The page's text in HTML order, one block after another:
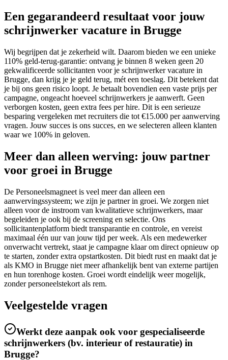
Een gegarandeerd resultaat voor jouw
schrijnwerker vacature in Brugge
Wij begrijpen dat je zekerheid wilt. Daarom bieden we een unieke
110% geld-terug-garantie: ontvang je binnen 8 weken geen 20
gekwalificeerde sollicitanten voor je schrijnwerker vacature in
Brugge, dan krijg je je geld terug, mét een toeslag. Dit betekent dat
je bij ons geen risico loopt. Je betaalt bovendien een vaste prijs per
campagne, ongeacht hoeveel schrijnwerkers je aanwerft. Geen
verborgen kosten, geen extra fees per hire. Dit is een serieuze
besparing vergeleken met recruiters die tot €15.000 per aanwerving
vragen. Jouw succes is ons succes, en we selecteren alleen klanten
waar we 100% in geloven.
Meer dan alleen werving: jouw partner
voor groei in Brugge
De Personeelsmagneet is veel meer dan alleen een
aanwervingssysteem; we zijn je partner in groei. We zorgen niet
alleen voor de instroom van kwalitatieve schrijnwerkers, maar
begeleiden je ook bij de screening en selectie. Ons
sollicitantenplatform biedt transparantie en controle, en vereist
maximaal één uur van jouw tijd per week. Als een medewerker
onverwacht vertrekt, staat je campagne klaar om direct opnieuw op
te starten, zonder extra opstartkosten. Dit biedt rust en maakt dat je
als KMO in Brugge niet meer afhankelijk bent van externe partijen
en hun torenhoge kosten. Groei wordt eindelijk weer mogelijk,
zonder personeelstekort als rem.
Veelgestelde vragen
Werkt deze aanpak ook voor gespecialiseerde
schrijnwerkers (bv. interieur of restauratie) in
Brugge?